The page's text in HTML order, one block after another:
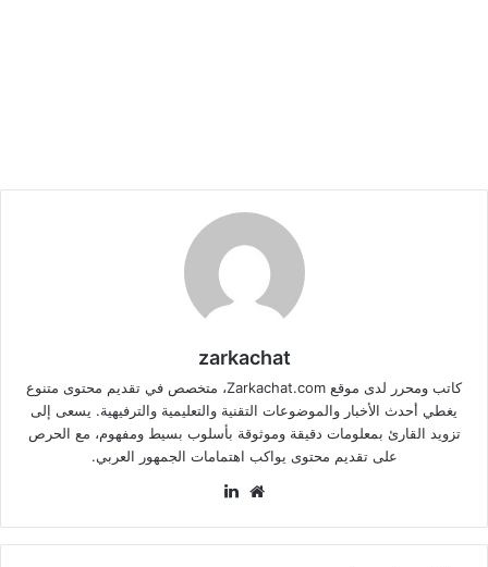
zarkachat
كاتب ومحرر لدى موقع Zarkachat.com، متخصص في تقديم محتوى متنوع
يغطي أحدث الأخبار والموضوعات التقنية والتعليمية والترفيهية. يسعى إلى
تزويد القارئ بمعلومات دقيقة وموثوقة بأسلوب بسيط ومفهوم، مع الحرص
على تقديم محتوى يواكب اهتمامات الجمهور العربي.
موقع